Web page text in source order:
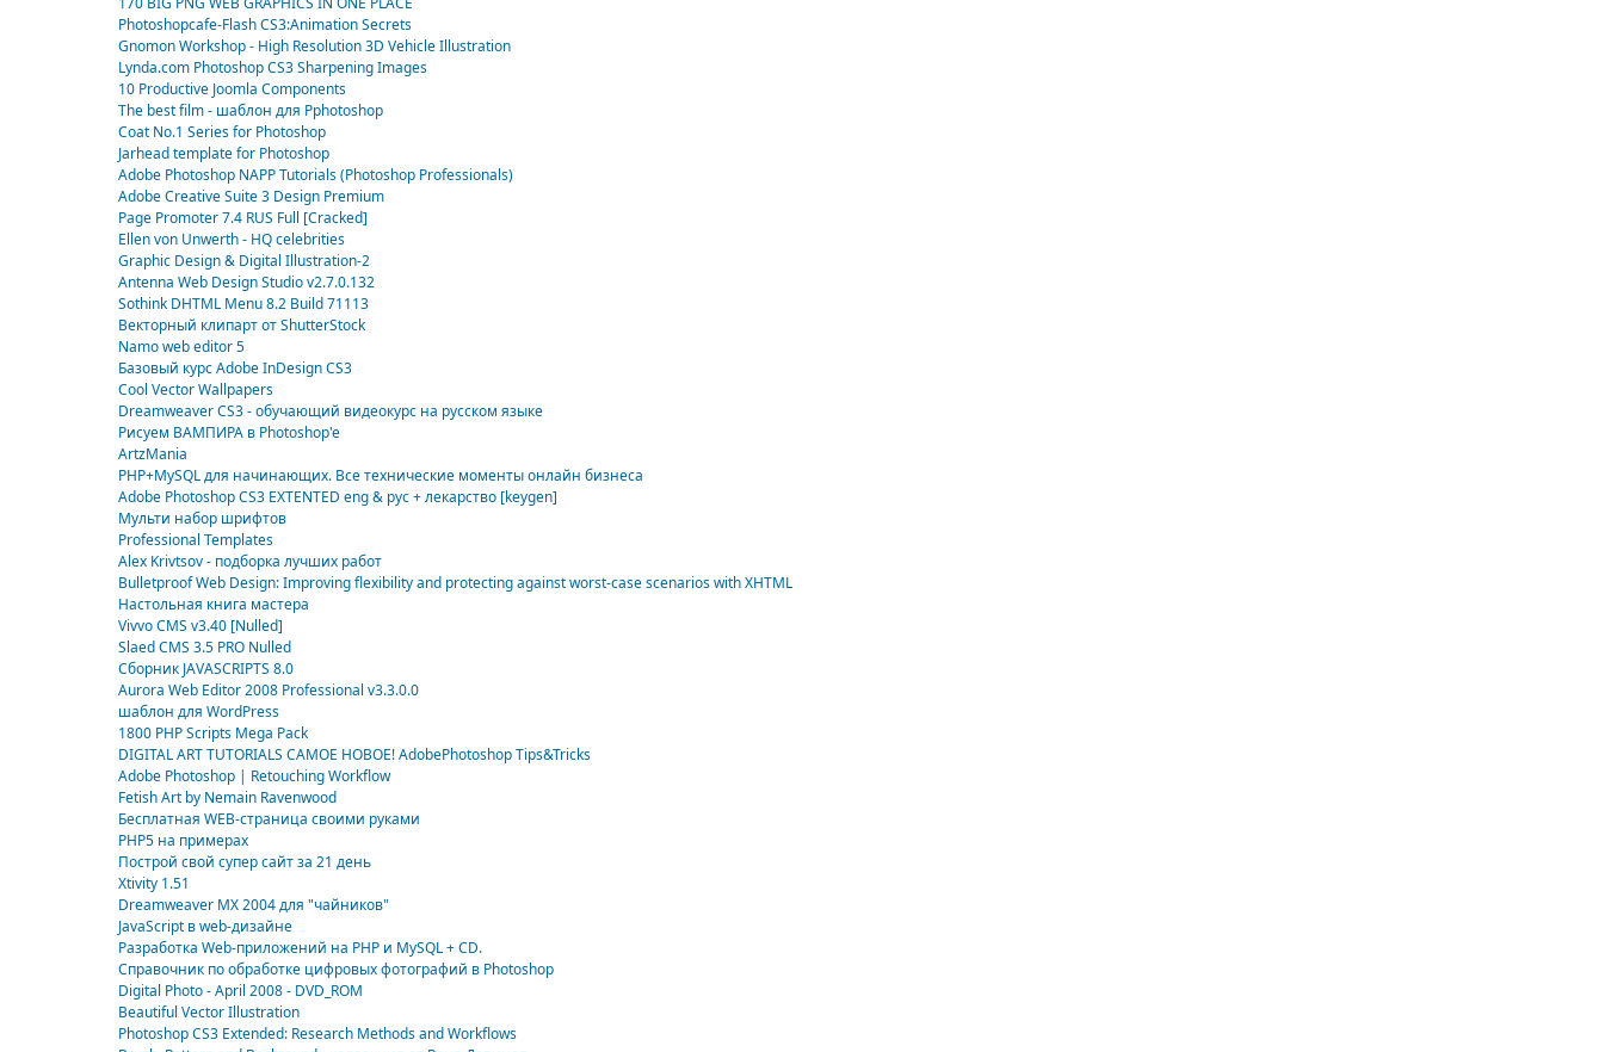
Photoshopcafe-Flash CS3:Animation Secrets
Gnomon Workshop - High Resolution 3D Vehicle Illustration
Lynda.com Photoshop CS3 Sharpening Images
10 Productive Joomla Components
The best film - шаблон для Pphotoshop
Coat No.1 Series for Photoshop
Jarhead template for Photoshop
Adobe Photoshop NAPP Tutorials (Photoshop Professionals)
Adobe Creative Suite 3 Design Premium
Page Promoter 7.4 RUS Full [Cracked]
Ellen von Unwerth - HQ celebrities
Graphic Design & Digital Illustration-2
Antenna Web Design Studio v2.7.0.132
Sothink DHTML Menu 8.2 Build 71113
Векторный клипарт от ShutterStock
Namo web editor 5
Базовый курс Adobe InDesign CS3
Cool Vector Wallpapers
Dreamweaver CS3 - обучающий видеокурс на русском языке
Рисуем ВАМПИРА в Photoshop'e
ArtzMania
PHP+MySQL для начинающих. Все технические моменты онлайн бизнеса
Adobe Photoshop CS3 EXTENTED eng & рус + лекарство [keygen]
Мульти набор шрифтов
Professional Templates
Alex Krivtsov - подборка лучших работ
Bulletproof Web Design: Improving flexibility and protecting against worst-case scenarios with XHTML
Настольная книга мастера
Vivvo CMS v3.40 [Nulled]
Slaed CMS 3.5 PRO Nulled
Сборник JAVASCRIPTS 8.0
Aurora Web Editor 2008 Professional v3.3.0.0
шаблон для WordPress
1800 PHP Scripts Mega Pack
DIGITAL ART TUTORIALS САМОЕ НОВОЕ! AdobePhotoshop Tips&Tricks
Adobe Photoshop | Retouching Workflow
Fetish Art by Nemain Ravenwood
Бесплатная WEB-страница своими руками
PHP5 на примерах
Построй свой супер сайт за 21 день
Xtivity 1.51
Dreamweaver MX 2004 для "чайников"
JavaScript в web-дизайне
Разработка Web-приложений на РНР и MySQL + CD.
Справочник по обработке цифровых фотографий в Photoshop
Digital Photo - April 2008 - DVD_ROM
Beautiful Vector Illustration
Photoshop CS3 Extended: Research Methods and Workflows